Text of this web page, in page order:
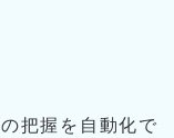
把握を自動化で